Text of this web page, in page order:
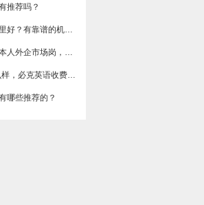
推荐吗？
成人英语口语线上一对一学习哪里好？有靠谱的机构可以推荐吗？
​北京商务英语培训机构哪家好？本人外企市场岗，急需提升谈判和汇报口语，求真实体验分享，广告勿扰，谢谢
2026最新必克英语口语培训怎么样，必克英语收费价格多少？
哪些推荐的？